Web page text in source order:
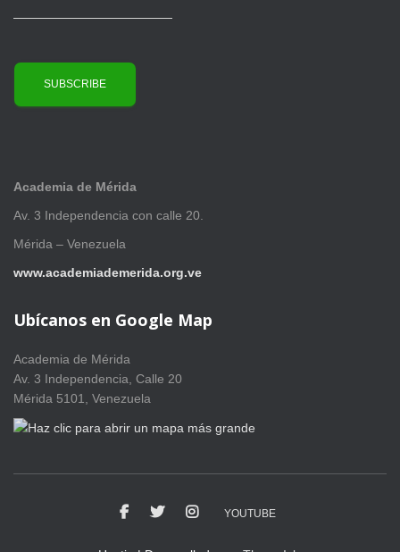
Academia de Mérida
Av. 3 Independencia con calle 20.
Mérida – Venezuela
www.academiademerida.org.ve
Ubícanos en Google Map
Academia de Mérida
Av. 3 Independencia, Calle 20
Mérida 5101, Venezuela
YOUTUBE